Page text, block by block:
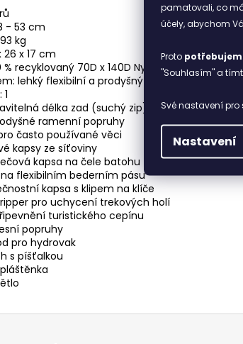
pamatovali, co
účely, abychom
Proto
"Souhlasím" a
Své nastavení pro
Nastavení
- 53 cm
kg
26 x 17 cm
recyklovaný 70D x 140D Nylon S DOBBY /
lehký flexibilní a prodyšný Air Contour X™
délka zad (suchý zip)
ramenní popruhy
často používané věci
kapsy ze síťoviny
kapsa na čele batohu
na flexibilním bederním pásu
kapsa s klipem na klíče
pro uchycení trekových holí
turistického cepínu
popruhy
pro hydrovak
s píšťalkou